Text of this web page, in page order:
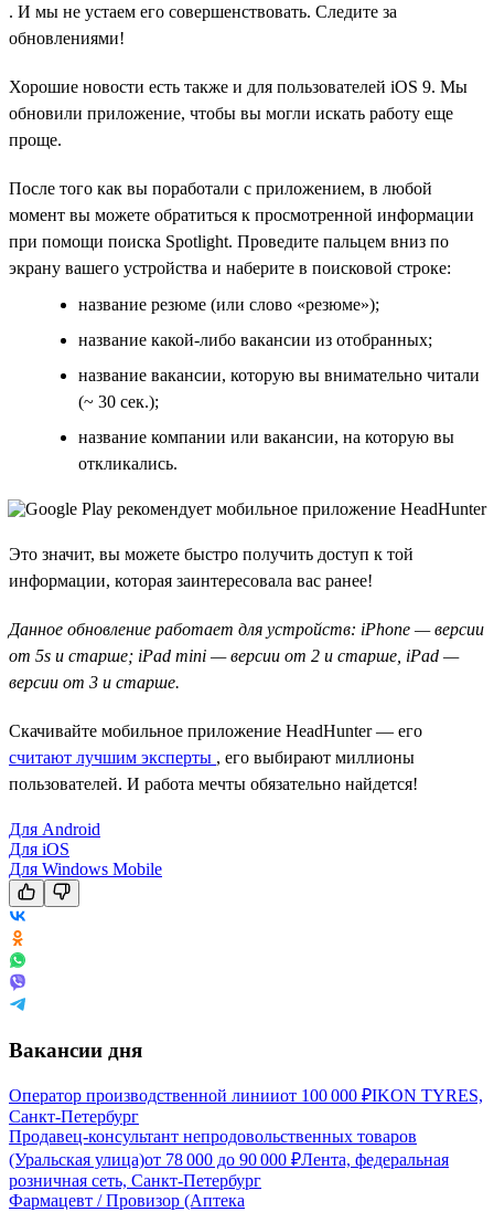
. И мы не устаем его совершенствовать. Следите за
обновлениями!
Хорошие новости есть также и для пользователей iOS 9. Мы
обновили приложение, чтобы вы могли искать работу еще
проще.
После того как вы поработали с приложением, в любой
момент вы можете обратиться к просмотренной информации
при помощи поиска Spotlight. Проведите пальцем вниз по
экрану вашего устройства и наберите в поисковой строке:
название резюме (или слово «резюме»);
название какой-либо вакансии из отобранных;
название вакансии, которую вы внимательно читали
(~ 30 сек.);
название компании или вакансии, на которую вы
откликались.
Это значит, вы можете быстро получить доступ к той
информации, которая заинтересовала вас ранее!
Данное обновление работает для устройств: iPhone — версии
от 5s и старше; iPad mini — версии от 2 и старше, iPad —
версии от 3 и старше.
Скачивайте мобильное приложение HeadHunter — его
считают лучшим эксперты , его выбирают миллионы
пользователей. И работа мечты обязательно найдется!
Для Android
Для iOS
Для Windows Mobile
Вакансии дня
Оператор производственной линииот 100 000 ₽IKON TYRES,
Санкт-Петербург
Продавец-консультант непродовольственных товаров
(Уральская улица)от 78 000 до 90 000 ₽Лента, федеральная
розничная сеть, Санкт-Петербург
Фармацевт / Провизор (Аптека